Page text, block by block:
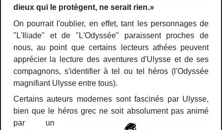
dieux qui le protègent, ne serait rien.»
On pourrait l'oublier, en effet, tant les personnages de
"L'Iliade" et de "L'Odyssée" paraissent proches de
nous, au point que certains lecteurs athées peuvent
apprécier la lecture des aventures d'Ulysse et de ses
compagnons, s'identifier à tel ou tel héros (l'Odyssée
magnifiant Ulysse entre tous).
Certains auteurs modernes sont fascinés par Ulysse,
bien que le héros grec ne soit absolument pas animé
par un